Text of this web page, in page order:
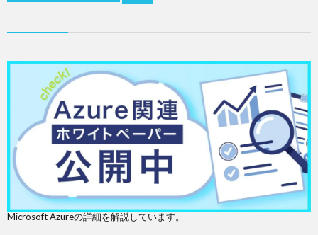
Microsoft Azureの詳細を解説しています。